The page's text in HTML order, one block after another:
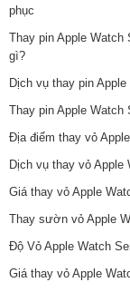
phục
Thay pin Apple Watch
gì?
Dịch vụ thay pin
Thay pin Apple Watch
Địa điểm thay vỏ
Dịch vụ thay vỏ Apple
Giá thay vỏ Apple
Thay sườn vỏ Apple
Độ Vỏ Apple Watch
Giá thay vỏ Apple